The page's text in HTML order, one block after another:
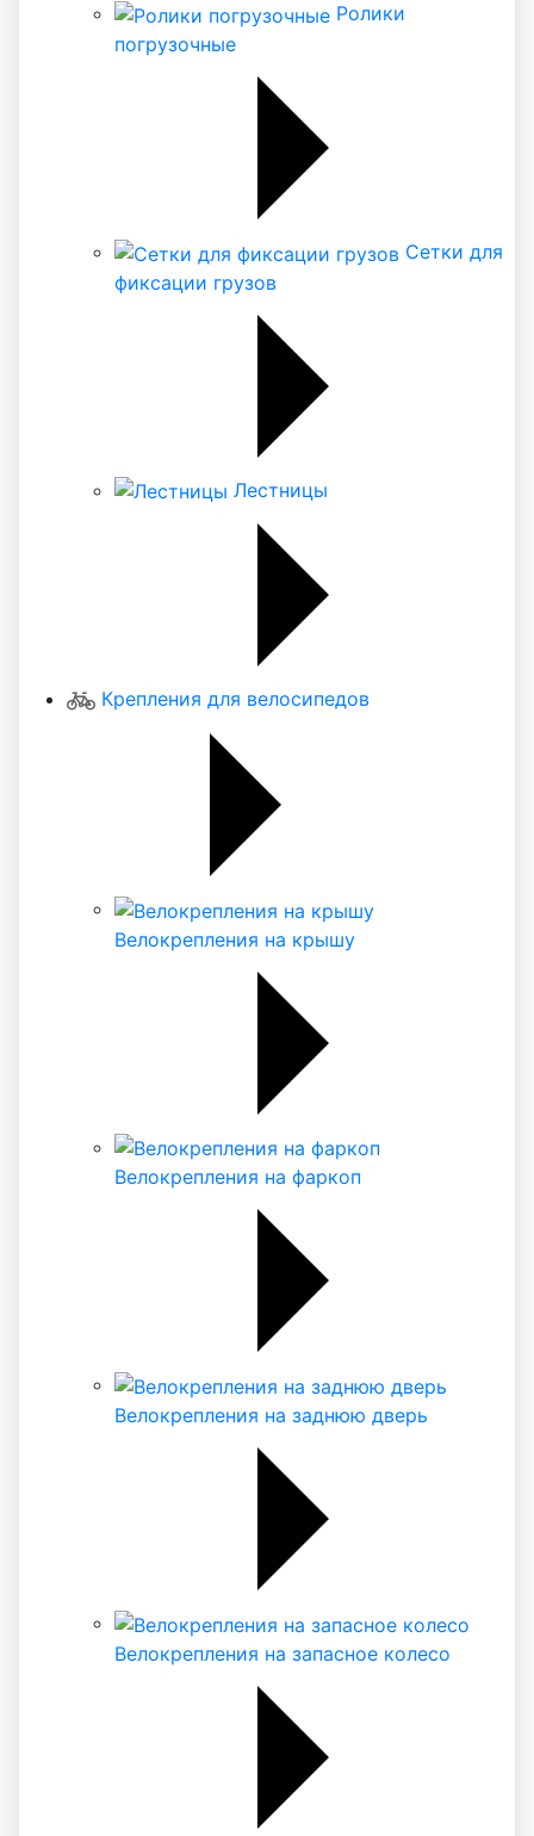
Ролики
погрузочные
Сетки для
фиксации грузов
Лестницы
Крепления для велосипедов
Велокрепления на крышу
Велокрепления на фаркоп
Велокрепления на заднюю дверь
Велокрепления на запасное колесо